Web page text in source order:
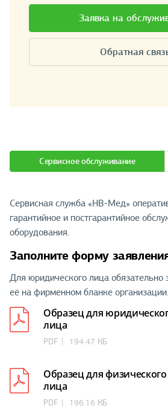
Сервисное обслуживание
Сервисная служба «НВ-Мед»
гарантийное и постгарантийное
оборудования.
Заполните форму
Для юридического лица обязательно
её на фирменном бланке организации.
Образец для
лица
PDF 194.47 КБ
Образец для физического
лица
PDF 196.16 КБ
Заявка на
Обратная